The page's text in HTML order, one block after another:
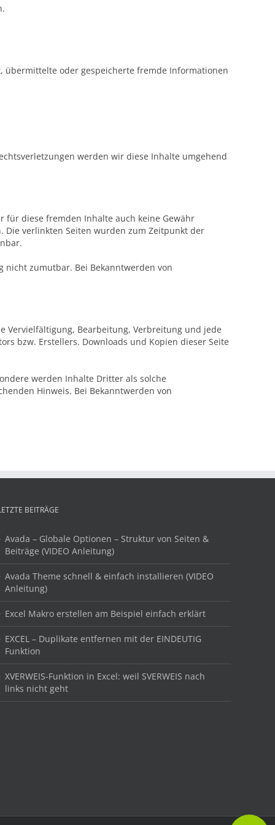
übermittelte oder gespeicherte fremde Informationen
werden wir diese Inhalte umgehend
für diese fremden Inhalte auch keine Gewähr
verlinkten Seiten wurden zum Zeitpunkt der
zumutbar. Bei Bekanntwerden von
Vervielfältigung, Bearbeitung, Verbreitung und jede
bzw. Erstellers. Downloads und Kopien dieser Seite
werden Inhalte Dritter als solche
Hinweis. Bei Bekanntwerden von
BEITRÄGE
Avada – Globale Optionen – Struktur von Seiten &
Beiträge (VIDEO Anleitung)
Avada Theme schnell & einfach installieren (VIDEO
Anleitung)
Excel Makro erstellen am Beispiel einfach erklärt
EXCEL – Duplikate entfernen mit der EINDEUTIG
Funktion
XVERWEIS-Funktion in Excel: weil SVERWEIS nach
links nicht geht